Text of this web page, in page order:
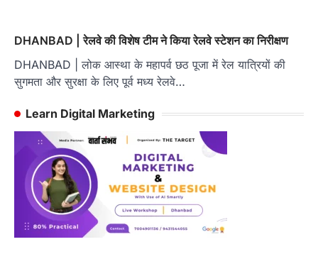
DHANBAD | रेलवे की विशेष टीम ने किया रेलवे स्टेशन का निरीक्षण
DHANBAD | लोक आस्था के महापर्व छठ पूजा में रेल यात्रियों की
सुगमता और सुरक्षा के लिए पूर्व मध्य रेलवे…
Learn Digital Marketing